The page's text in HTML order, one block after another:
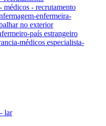
médicos - recrutamento
enfermeira-
no exterior
país estrangeiro
médicos especialista-
lar